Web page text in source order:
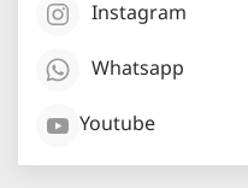
Instagram
Whatsapp
Youtube